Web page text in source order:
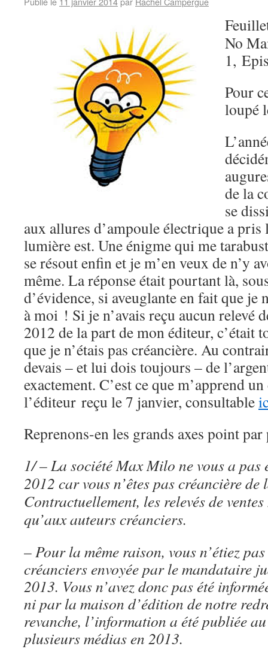
No
1,
Pour
loupé
de la
se
aux allures d’ampoule électrique a
lumière est. Une énigme qui me
se résout enfin et je m’en veux de n’y
même. La réponse était pourtant là,
d’évidence, si aveuglante en fait que je
à moi ! Si je n’avais reçu aucun relevé
2012 de la part de mon éditeur, c’était
que je n’étais pas créancière. Au
devais – et lui dois toujours – de
exactement. C’est ce que m’apprend
l’éditeur reçu le 7 janvier, consultable
Reprenons-en les grands axes point
1/ – La société Max Milo ne vous a pas
2012 car vous n’êtes pas créancière de
Contractuellement, les relevés de
qu’aux auteurs créanciers.
–Pour la même raison, vous n’étiez
créanciers envoyée par le mandataire
2013. Vous n’avez donc pas été
ni par la maison d’édition de notre
revanche, l’information a été publiée
plusieurs médias en 2013.